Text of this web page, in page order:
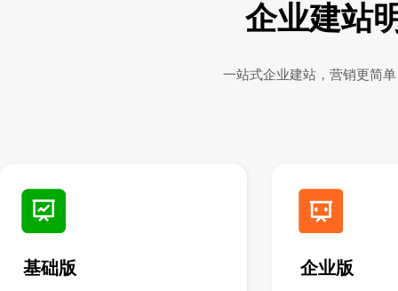
一站式企业建站，营销更简
基础版
企业建站
企业版